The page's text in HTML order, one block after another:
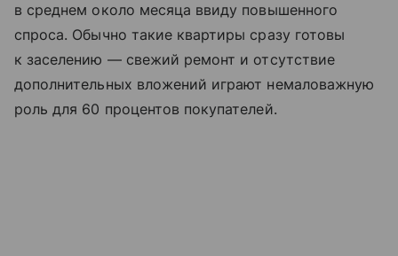
в среднем около месяца ввиду повышенного
спроса. Обычно такие квартиры сразу готовы
к заселению — свежий ремонт и отсутствие
дополнительных вложений играют немаловажную
роль для 60 процентов покупателей.